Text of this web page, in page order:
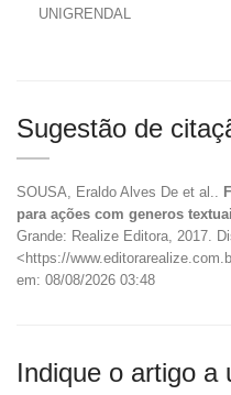
UNIGRENDAL
Sugestão de
SOUSA, Eraldo Alves De et al..
para ações com generos
Grande: Realize Editora, 2017.
<https://
em: 08/08/2026 03:48
Indique o artigo a